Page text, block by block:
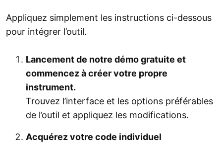
Appliquez simplement les instructions ci-dessous
pour intégrer l’outil.
Lancement de notre démo gratuite et
commencez à créer votre propre
instrument.
Trouvez l’interface et les options préférables
de l’outil et appliquez les modifications.
Acquérez votre code individuel